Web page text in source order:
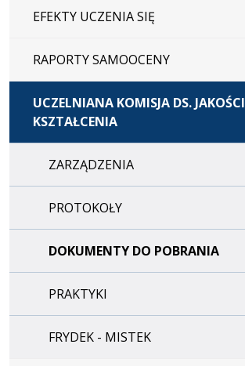
EFEKTY UCZENIA SIĘ
RAPORTY SAMOOCENY
UCZELNIANA KOMISJA DS. JAKOŚCI
KSZTAŁCENIA
ZARZĄDZENIA
PROTOKOŁY
DOKUMENTY DO POBRANIA
PRAKTYKI
FRYDEK - MISTEK